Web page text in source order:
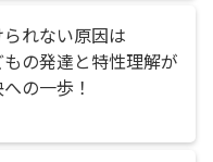
れない原因は
もの発達と特性理解が
の一歩！